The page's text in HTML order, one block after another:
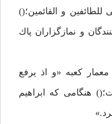
و القائمين؛()
و نمازگزاران پاك
معمار كعبه «و اذ يرفع
هنگامى كه ابراهيم